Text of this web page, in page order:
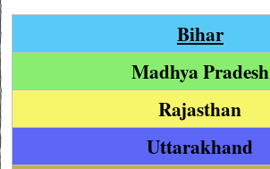
Bihar
Madhya Pradesh
Rajasthan
Uttarakhand